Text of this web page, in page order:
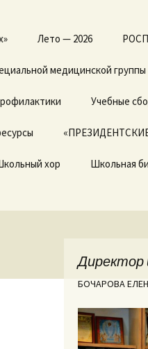
Лето — 2026
медицинской группы
Учебные
хор Школьная
БОЧАРОВА